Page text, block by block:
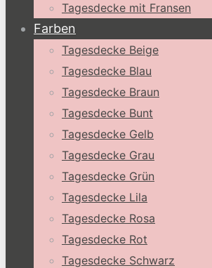
Tagesdecke mit Fransen
Farben
Tagesdecke Beige
Tagesdecke Blau
Tagesdecke Braun
Tagesdecke Bunt
Tagesdecke Gelb
Tagesdecke Grau
Tagesdecke Grün
Tagesdecke Lila
Tagesdecke Rosa
Tagesdecke Rot
Tagesdecke Schwarz